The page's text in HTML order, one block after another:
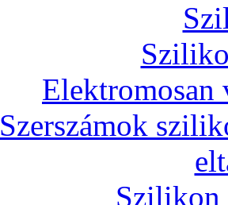
Elektromosan
Szerszámok
Szilikon